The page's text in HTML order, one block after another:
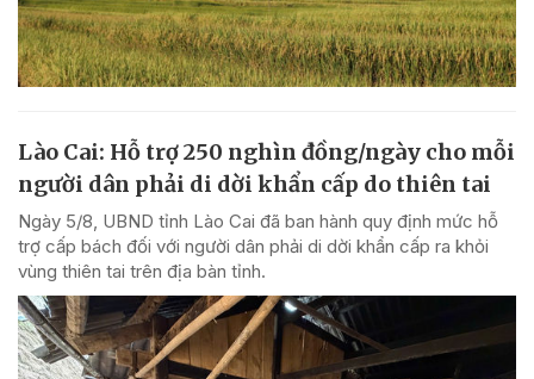
Lào Cai: Hỗ trợ 250 nghìn đồng/ngày cho mỗi
người dân phải di dời khẩn cấp do thiên tai
Ngày 5/8, UBND tỉnh Lào Cai đã ban hành quy định mức hỗ
trợ cấp bách đối với người dân phải di dời khẩn cấp ra khỏi
vùng thiên tai trên địa bàn tỉnh.